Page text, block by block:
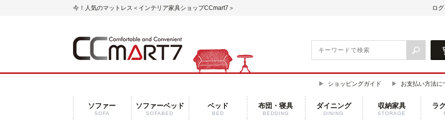
今！人気のマットレス＜インテリア家具ショップCCmart7＞ ロ
ショッピングガイド お支払い方法に
ソファー
SOFA
ソファーベッド
SOFABED
ベッド
BED
布団・寝具
BEDDING
ダイニング
DINING
収納家具
STORAGE
ラ